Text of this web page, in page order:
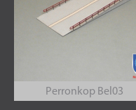
Perronkop Bel03